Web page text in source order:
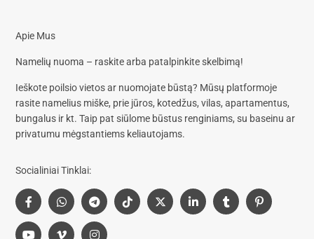
Apie Mus
Namelių nuoma – raskite arba patalpinkite skelbimą!
Ieškote poilsio vietos ar nuomojate būstą? Mūsų platformoje
rasite namelius miške, prie jūros, kotedžus, vilas, apartamentus,
bungalus ir kt. Taip pat siūlome būstus renginiams, su baseinu ar
privatumu mėgstantiems keliautojams.
Socialiniai Tinklai: